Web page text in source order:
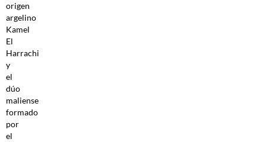
origen
argelino
Kamel
El
Harrachi
y
el
dúo
maliense
formado
por
el